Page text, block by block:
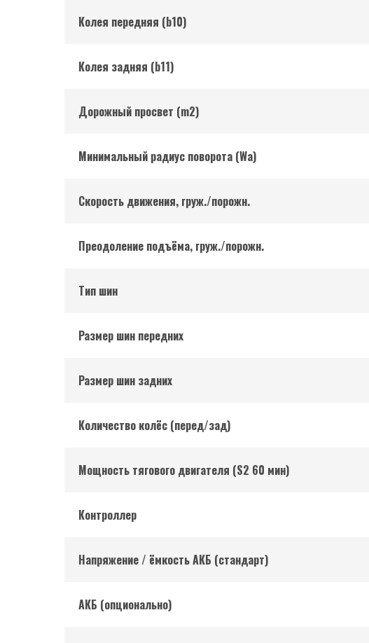
Колея передняя (b10)
Колея задняя (b11)
Дорожный просвет (m2)
Минимальный радиус поворота (Wa)
Скорость движения, груж./порожн.
Преодоление подъёма, груж./порожн.
Тип шин
Размер шин передних
Размер шин задних
Количество колёс (перед/зад)
Мощность тягового двигателя (S2 60 мин)
Контроллер
Напряжение / ёмкость АКБ (стандарт)
АКБ (опционально)